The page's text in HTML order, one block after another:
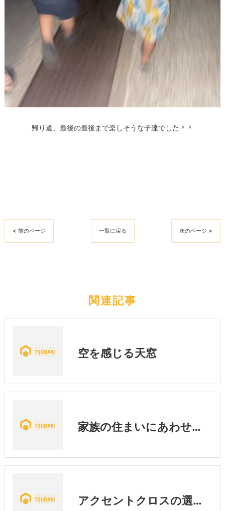
帰り道、最後の最後まで楽しそうな子達でした＾＾
< 前のページ 一覧に戻る 次のページ >
関連記事
空を感じる天窓
家族の住まいにあわせた暮らし
アクセントクロスの選び方｜後悔しないために知っておきたい3つのポイント💡